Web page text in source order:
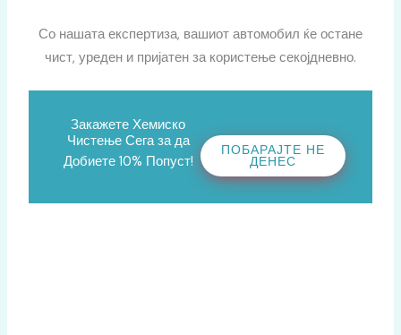
Со нашата експертиза, вашиот автомобил ќе остане
чист, уреден и пријатен за користење секојдневно.
Закажете Хемиско
Чистење Сега за да
Добиете 10% Попуст!
ПОБАРАЈТЕ НЕ
ДЕНЕС